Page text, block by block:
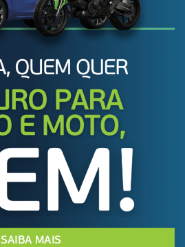
SAIBA MAIS